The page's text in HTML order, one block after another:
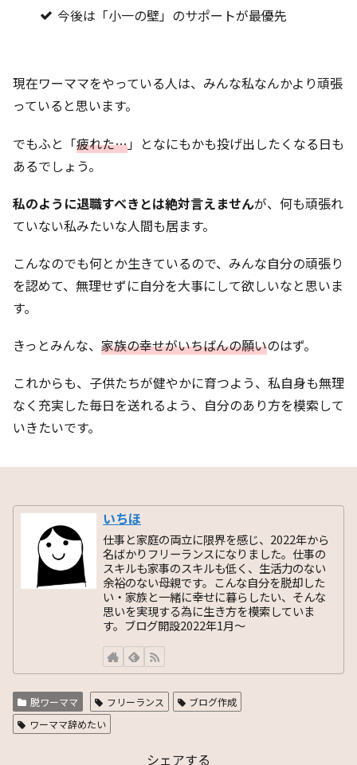
今後は「小一の壁」のサポートが最優先
現在ワーママをやっている人は、みんな私なんかより頑張
っていると思います。
でもふと「疲れた…」となにもかも投げ出したくなる日も
あるでしょう。
私のように退職すべきとは絶対言えませんが、何も頑張れ
ていない私みたいな人間も居ます。
こんなのでも何とか生きているので、みんな自分の頑張り
を認めて、無理せずに自分を大事にして欲しいなと思いま
す。
きっとみんな、 家族の幸せがいちばんの願いのはず。
これからも、子供たちが健やかに育つよう、私自身も無理
なく充実した毎日を送れるよう、自分のあり方を模索して
いきたいです。
いちほ
仕事と家庭の両立に限界を感じ、2022年から
名ばかりフリーランスになりました。仕事の
スキルも家事のスキルも低く、生活力のない
余裕のない母親です。こんな自分を脱却した
い・家族と一緒に幸せに暮らしたい、そんな
思いを実現する為に生き方を模索していま
す。ブログ開設2022年1月〜
脱ワーママ フリーランス
ブログ作成
ワーママ辞めたい
シェアする